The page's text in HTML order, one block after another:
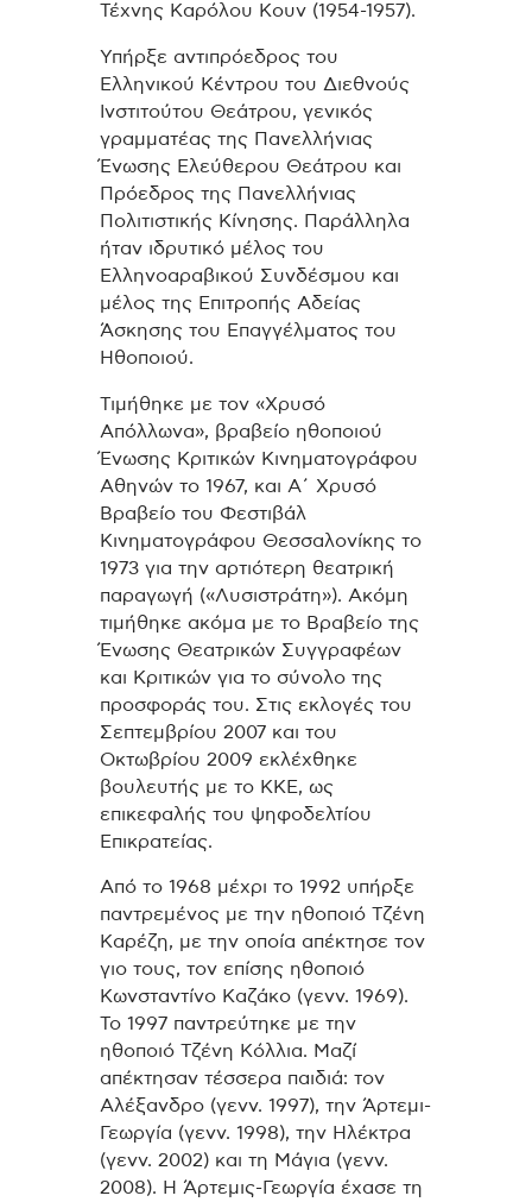
Τέχνης Καρόλου Κουν (1954-1957).
Υπήρξε αντιπρόεδρος του
Ελληνικού Κέντρου του Διεθνούς
Ινστιτούτου Θεάτρου, γενικός
γραμματέας της Πανελλήνιας
Ένωσης Ελεύθερου Θεάτρου και
Πρόεδρος της Πανελλήνιας
Πολιτιστικής Κίνησης. Παράλληλα
ήταν ιδρυτικό μέλος του
Ελληνοαραβικού Συνδέσμου και
μέλος της Επιτροπής Αδείας
Άσκησης του Επαγγέλματος του
Ηθοποιού.
Τιμήθηκε με τον «Χρυσό
Απόλλωνα», βραβείο ηθοποιού
Ένωσης Κριτικών Κινηματογράφου
Αθηνών το 1967, και Α΄ Χρυσό
Βραβείο του Φεστιβάλ
Κινηματογράφου Θεσσαλονίκης το
1973 για την αρτιότερη θεατρική
παραγωγή («Λυσιστράτη»). Ακόμη
τιμήθηκε ακόμα με το Βραβείο της
Ένωσης Θεατρικών Συγγραφέων
και Κριτικών για το σύνολο της
προσφοράς του. Στις εκλογές του
Σεπτεμβρίου 2007 και του
Οκτωβρίου 2009 εκλέχθηκε
βουλευτής με το ΚΚΕ, ως
επικεφαλής του ψηφοδελτίου
Επικρατείας.
Από το 1968 μέχρι το 1992 υπήρξε
παντρεμένος με την ηθοποιό Τζένη
Καρέζη, με την οποία απέκτησε τον
γιο τους, τον επίσης ηθοποιό
Κωνσταντίνο Καζάκο (γενν. 1969).
Το 1997 παντρεύτηκε με την
ηθοποιό Τζένη Κόλλια. Μαζί
απέκτησαν τέσσερα παιδιά: τον
Αλέξανδρο (γενν. 1997), την Άρτεμι-
Γεωργία (γενν. 1998), την Ηλέκτρα
(γενν. 2002) και τη Μάγια (γενν.
2008). Η Άρτεμις-Γεωργία έχασε τη